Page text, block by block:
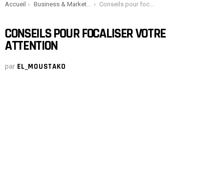
You are here:
Accueil Business & Marketing Conseils pour focaliser votre attention
CONSEILS POUR FOCALISER VOTRE
ATTENTION
par EL_MOUSTAKO